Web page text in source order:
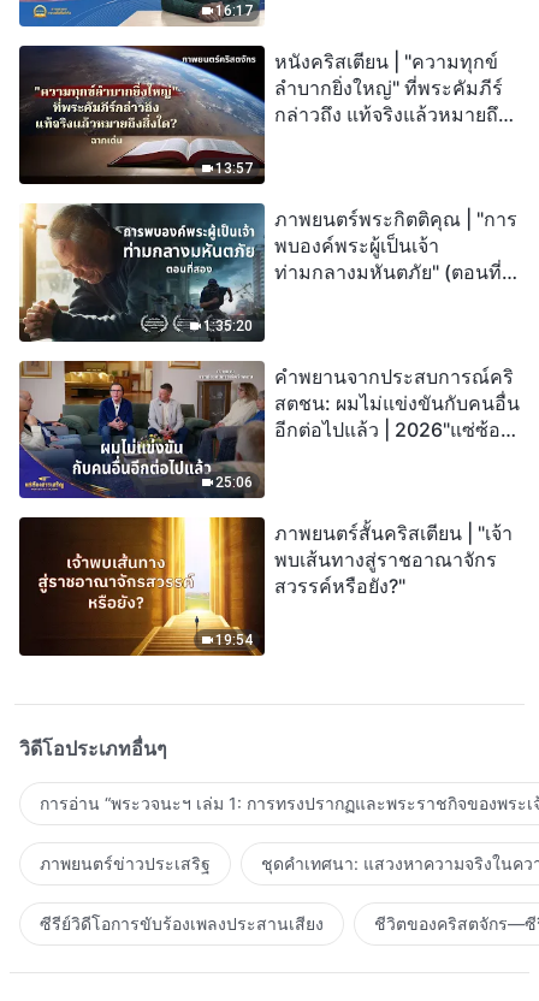
16:17
13:57
หนังคริสเตียน | "ความทุกข์
ลำบากยิ่งใหญ่" ที่พระคัมภีร์
กล่าวถึง แท้จริงแล้วหมายถึง
1:35:20
ภาพยนตร์พระกิตติคุณ | "การ
พบองค์พระผู้เป็นเจ้า
ท่ามกลางมหันตภัย" (ตอนที่
25:06
คำพยานจากประสบการณ์คริ
สตชน: ผมไม่แข่งขันกับคนอื่น
อีกต่อไปแล้ว | 2026"แซ่ซ้อง
19:54
ภาพยนตร์สั้นคริสเตียน | "เจ้า
พบเส้นทางสู่ราชอาณาจักร
สวรรค์หรือยัง?"
วิดีโอประเภทอื่นๆ
การอ่าน “พระวจนะฯ เล่ม 1: การทรงปรากฏและพระราชกิจของพระเ
ภาพยนตร์ข่าวประเสริฐ ชุดคำเทศนา: แสวงหาความจริงในคว
ซีรีย์วิดีโอการขับร้องเพลงประสานเสียง ชีวิตของคริสตจักร—ซี